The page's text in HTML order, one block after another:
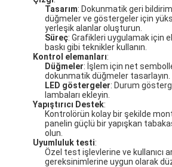
Tasarım: Dokunmatik geri
düğmeler ve göstergeler için
yerleşik alanlar oluşturun.
Süreç: Grafikleri uygulamak için
baskı gibi teknikler kullanın.
Kontrol elemanları:
Düğmeler: İşlem için net
dokunmatik düğmeler tasarlayın.
LED göstergeler: Durum
lambaları ekleyin.
Yapıştırıcı Destek:
Kontrolörün kolay bir şekilde
panelin güçlü bir yapışkan
olun.
Uyumluluk testi:
Özel test işlevlerine ve kullanıcı
gereksinimlerine uygun olarak